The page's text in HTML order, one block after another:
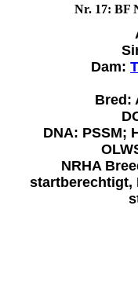
Nr. 17: BF
Dam:
Bred:
DNA: PSSM;
NRHA
startberechtigt,